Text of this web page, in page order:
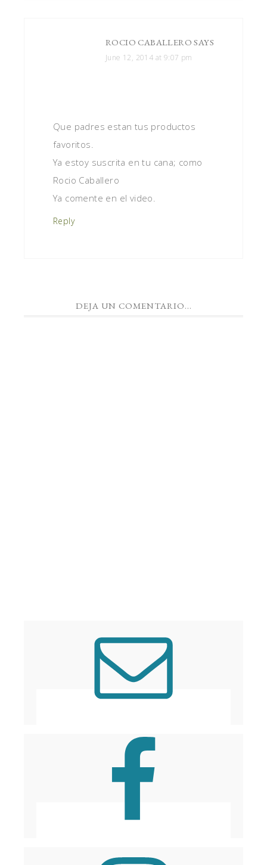
ROCIO CABALLERO SAYS
June 12, 2014 at 9:07 pm
Que padres estan tus productos
favoritos.
Ya estoy suscrita en tu cana; como
Rocio Caballero
Ya comente en el video.
Reply
DEJA UN COMENTARIO...